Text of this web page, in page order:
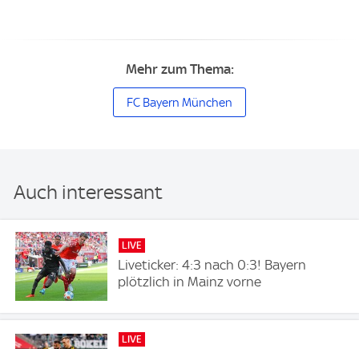
Mehr zum Thema:
FC Bayern München
Auch interessant
LIVE
Liveticker: 4:3 nach 0:3! Bayern
plötzlich in Mainz vorne
LIVE